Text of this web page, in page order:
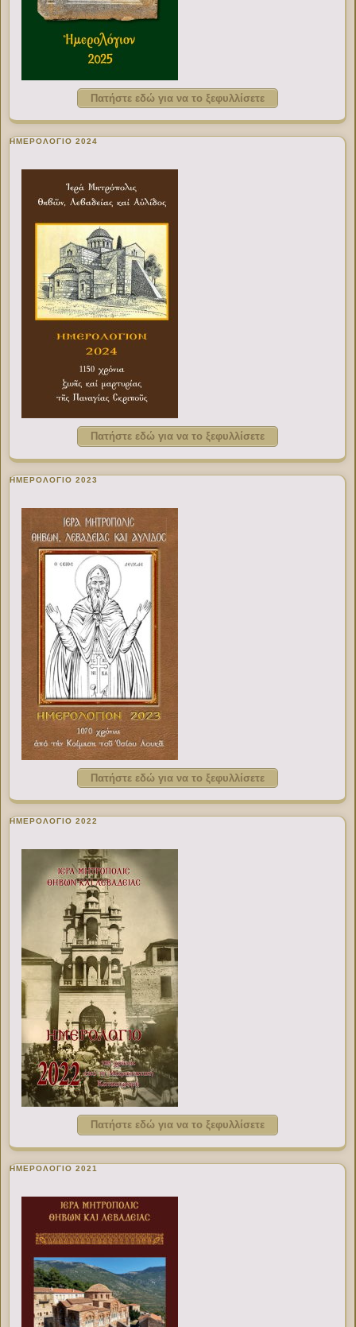
Πατήστε εδώ για να το ξεφυλλίσετε
ΗΜΕΡΟΛΟΓΙΟ 2024
Πατήστε εδώ για να το ξεφυλλίσετε
ΗΜΕΡΟΛΟΓΙΟ 2023
Πατήστε εδώ για να το ξεφυλλίσετε
ΗΜΕΡΟΛΟΓΙΟ 2022
Πατήστε εδώ για να το ξεφυλλίσετε
ΗΜΕΡΟΛΟΓΙΟ 2021